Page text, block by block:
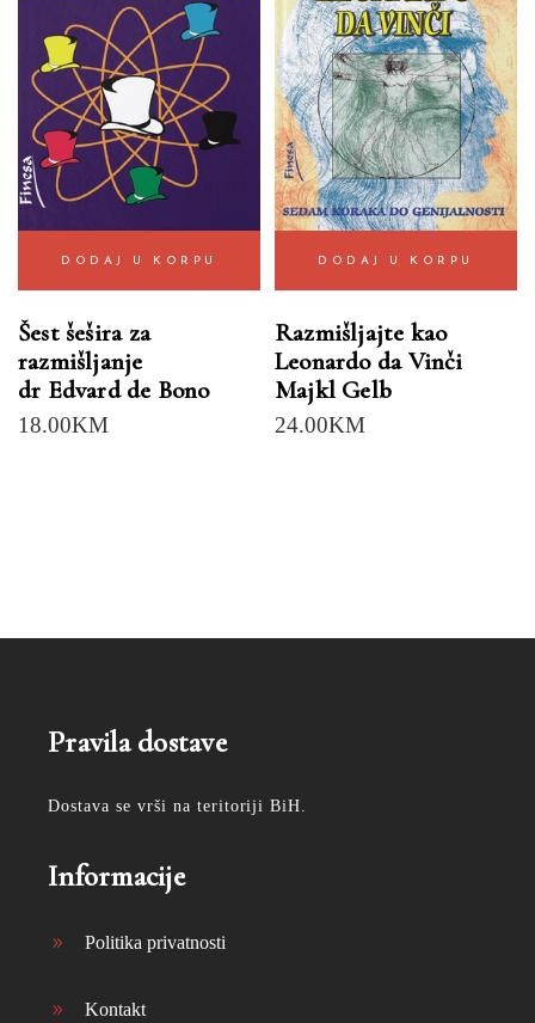
DODAJ U KORPU
Šest šešira za
razmišljanje
dr Edvard de Bono
18.00KM
DODAJ U KORPU
Razmišljajte kao
Leonardo da Vinči
Majkl Gelb
24.00KM
Pravila dostave
Dostava se vrši na teritoriji BiH.
Informacije
Politika privatnosti
Kontakt